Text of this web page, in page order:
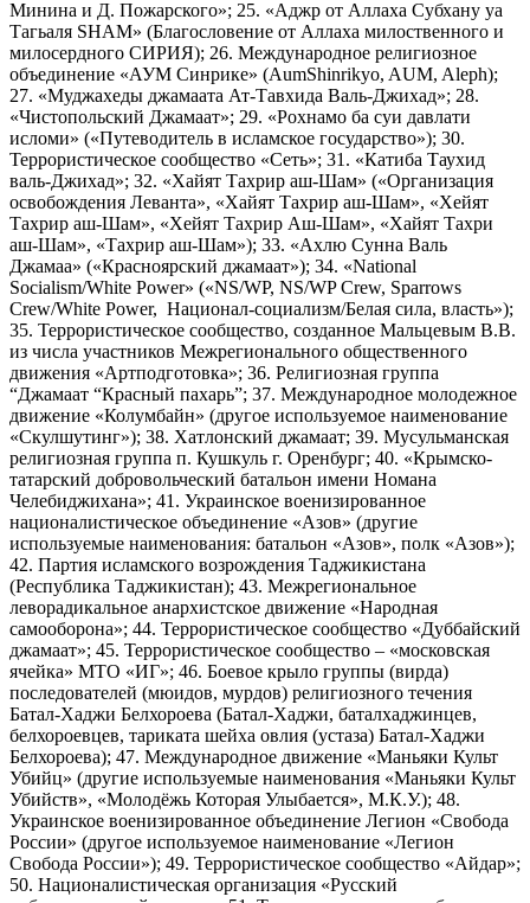
Минина и Д. Пожарского»; 25. «Аджр от Аллаха Субхану уа
Тагьаля SHAM» (Благословение от Аллаха милоственного и
милосердного СИРИЯ); 26. Международное религиозное
объединение «АУМ Синрике» (AumShinrikyo, AUM, Aleph);
27. «Муджахеды джамаата Ат-Тавхида Валь-Джихад»; 28.
«Чистопольский Джамаат»; 29. «Рохнамо ба суи давлати
исломи» («Путеводитель в исламское государство»); 30.
Террористическое сообщество «Сеть»; 31. «Катиба Таухид
валь-Джихад»; 32. «Хайят Тахрир аш-Шам» («Организация
освобождения Леванта», «Хайят Тахрир аш-Шам», «Хейят
Тахрир аш-Шам», «Хейят Тахрир Аш-Шам», «Хайят Тахри
аш-Шам», «Тахрир аш-Шам»); 33. «Ахлю Сунна Валь
Джамаа» («Красноярский джамаат»); 34. «National
Socialism/White Power» («NS/WP, NS/WP Crew, Sparrows
Crew/White Power, Национал-социализм/Белая сила, власть»);
35. Террористическое сообщество, созданное Мальцевым В.В.
из числа участников Межрегионального общественного
движения «Артподготовка»; 36. Религиозная группа
“Джамаат “Красный пахарь”; 37. Международное молодежное
движение «Колумбайн» (другое используемое наименование
«Скулшутинг»); 38. Хатлонский джамаат; 39. Мусульманская
религиозная группа п. Кушкуль г. Оренбург; 40. «Крымско-
татарский добровольческий батальон имени Номана
Челебиджихана»; 41. Украинское военизированное
националистическое объединение «Азов» (другие
используемые наименования: батальон «Азов», полк «Азов»);
42. Партия исламского возрождения Таджикистана
(Республика Таджикистан); 43. Межрегиональное
леворадикальное анархистское движение «Народная
самооборона»; 44. Террористическое сообщество «Дуббайский
джамаат»; 45. Террористическое сообщество – «московская
ячейка» МТО «ИГ»; 46. Боевое крыло группы (вирда)
последователей (мюидов, мурдов) религиозного течения
Батал-Хаджи Белхороева (Батал-Хаджи, баталхаджинцев,
белхороевцев, тариката шейха овлия (устаза) Батал-Хаджи
Белхороева); 47. Международное движение «Маньяки Культ
Убийц» (другие используемые наименования «Маньяки Культ
Убийств», «Молодёжь Которая Улыбается», М.К.У.); 48.
Украинское военизированное объединение Легион «Свобода
России» (другое используемое наименование «Легион
Свобода России»); 49. Террористическое сообщество «Айдар»;
50. Националистическая организация «Русский